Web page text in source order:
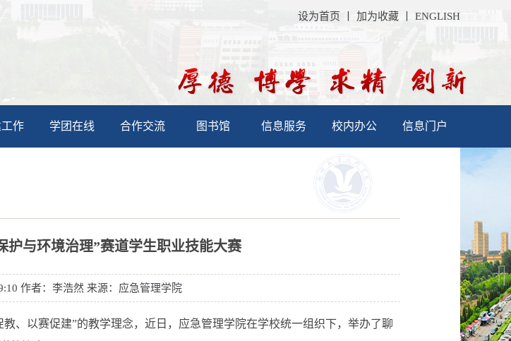
设为首页 加为收藏 ENGLISH
作 学团在线 合作交流 图书馆 信息服务 校内办公 信息门户
护与环境治理”赛道学生职业技能大赛
作者：李浩然 来源：应急管理学院
、以赛促建”的教学理念，近日，应急管理学院在学校统一组织下，举办了聊